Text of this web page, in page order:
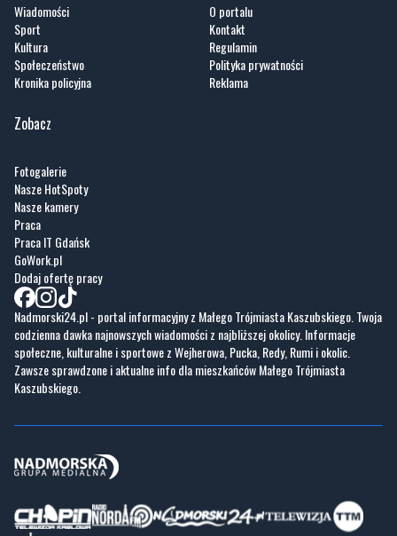
Wiadomości
Sport
Kultura
Społeczeństwo
Kronika policyjna
O portalu
Kontakt
Regulamin
Polityka prywatności
Reklama
Zobacz
Fotogalerie
Nasze HotSpoty
Nasze kamery
Praca
Praca IT Gdańsk
GoWork.pl
Dodaj ofertę pracy
Nadmorski24.pl - portal informacyjny z Małego Trójmiasta Kaszubskiego. Twoja
codzienna dawka najnowszych wiadomości z najbliższej okolicy. Informacje
społeczne, kulturalne i sportowe z Wejherowa, Pucka, Redy, Rumi i okolic.
Zawsze sprawdzone i aktualne info dla mieszkańców Małego Trójmiasta
Kaszubskiego.